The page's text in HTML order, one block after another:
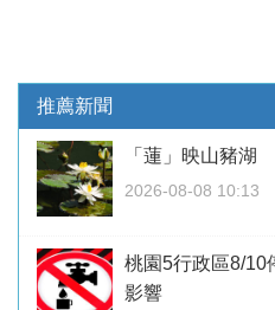
推薦新聞
「蓮」映山豬
2026-08-08 10:13
桃園5行政區8/
影響